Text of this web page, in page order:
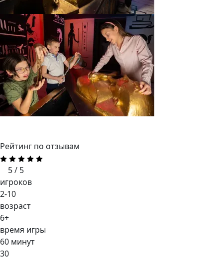
Рейтинг по отзывам
5 / 5
игроков
2-10
возраст
6+
время игры
60 минут
30